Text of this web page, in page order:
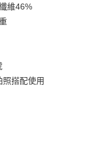
邦商業銀行
際商業銀行
業銀行
業銀行
台灣）商業銀行
維46%
搭配使用